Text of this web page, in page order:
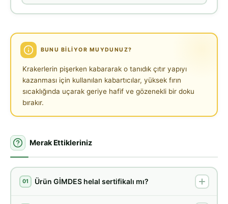
BUNU BILIYOR MUYDUNUZ?
Krakerlerin pişerken kabararak o tanıdık çıtır yapıyı
kazanması için kullanılan kabartıcılar, yüksek fırın
sıcaklığında uçarak geriye hafif ve gözenekli bir doku
bırakır.
Merak Ettikleriniz
01 Ürün GİMDES helal sertifikalı mı?